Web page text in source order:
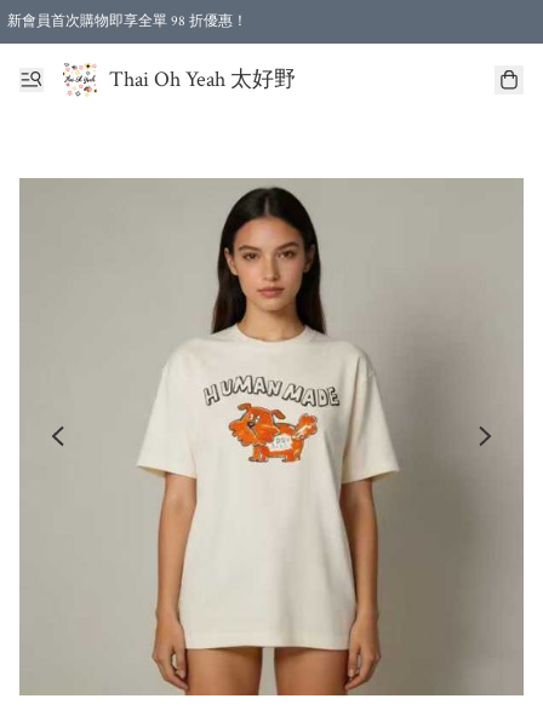
新會員首次購物即享全單 98 折優惠！
特選會員可享全單低至 96 折優惠！
Thai Oh Yeah 太好野